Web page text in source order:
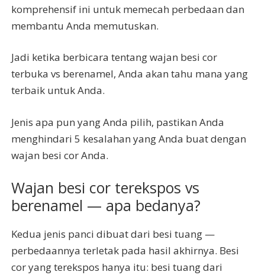
komprehensif ini untuk memecah perbedaan dan
membantu Anda memutuskan.
Jadi ketika berbicara tentang wajan besi cor
terbuka vs berenamel, Anda akan tahu mana yang
terbaik untuk Anda.
Jenis apa pun yang Anda pilih, pastikan Anda
menghindari 5 kesalahan yang Anda buat dengan
wajan besi cor Anda.
Wajan besi cor terekspos vs
berenamel — apa bedanya?
Kedua jenis panci dibuat dari besi tuang —
perbedaannya terletak pada hasil akhirnya. Besi
cor yang terekspos hanya itu: besi tuang dari